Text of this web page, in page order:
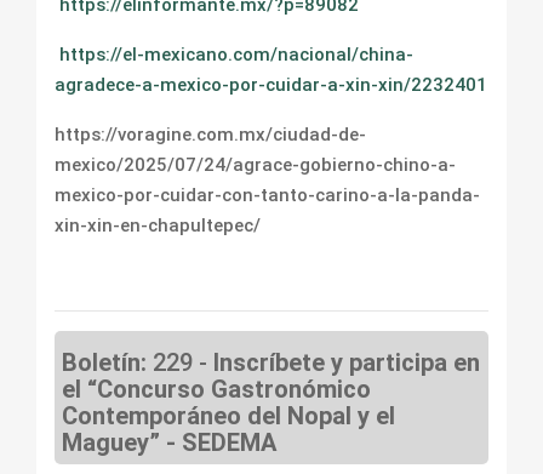
https://elinformante.mx/?p=89082
https://el-mexicano.com/nacional/china-
agradece-a-mexico-por-cuidar-a-xin-xin/2232401
https://voragine.com.mx/ciudad-de-
mexico/2025/07/24/agrace-gobierno-chino-a-
mexico-por-cuidar-con-tanto-carino-a-la-panda-
xin-xin-en-chapultepec/
Boletín: 229 - Inscríbete y participa en
el “Concurso Gastronómico
Contemporáneo del Nopal y el
Maguey” - SEDEMA